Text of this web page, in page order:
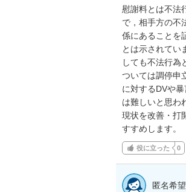
慰謝料とは不法
で，相手方の不
係にあることを
とは示されてい
しても不法行為
ついては調停申
に対するDVや
は難しいと思わ
現状を改善・打
すすめします。
役に立った 0
匿名希望